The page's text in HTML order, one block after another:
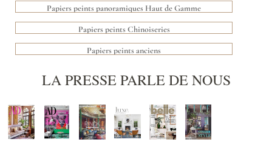
Papiers peints panoramiques Haut de Gamme
Papiers peints Chinoiseries
Papiers peints anciens
LA PRESSE PARLE DE NOUS